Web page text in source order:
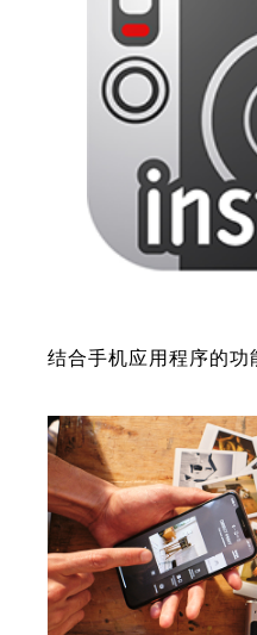
结合手机应用程序的功